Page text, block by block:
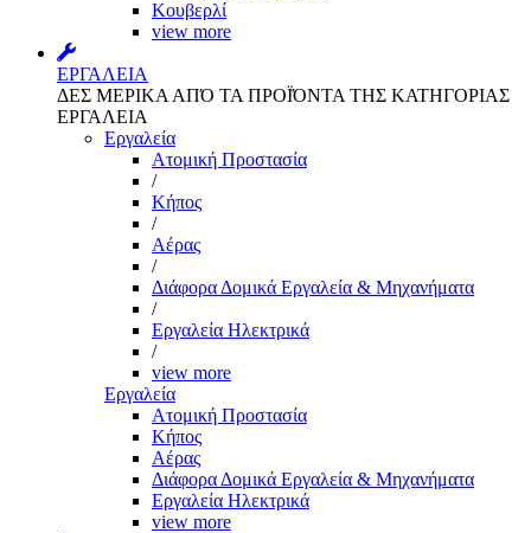
Κουβερλί
view more
ΕΡΓΑΛΕΙΑ
ΔΕΣ ΜΕΡΙΚΑ ΑΠΌ ΤΑ ΠΡΟΪΌΝΤΑ ΤΗΣ ΚΑΤΗΓΟΡΙΑΣ
ΕΡΓΑΛΕΙΑ
Εργαλεία
Aτομική Προστασία
/
Kήπος
/
Αέρας
/
Διάφορα Δομικά Εργαλεία & Μηχανήματα
/
Εργαλεία Ηλεκτρικά
/
view more
Εργαλεία
Aτομική Προστασία
Kήπος
Αέρας
Διάφορα Δομικά Εργαλεία & Μηχανήματα
Εργαλεία Ηλεκτρικά
view more